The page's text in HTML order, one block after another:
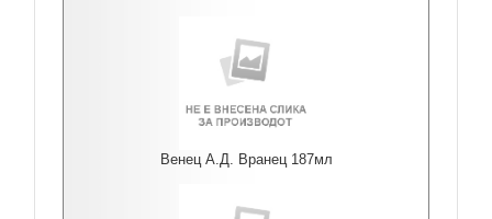
Венец А.Д. Вранец 187мл